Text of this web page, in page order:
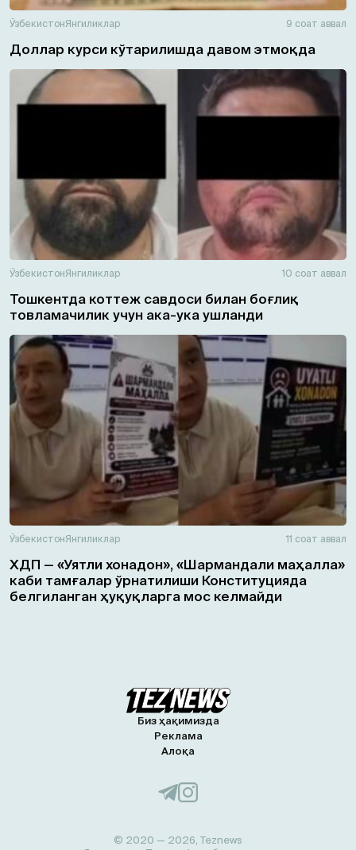
ЎзбекистонЯнгиликлар 9 соат аввал
Доллар курси кўтарилишда давом этмоқда
ЎзбекистонЯнгиликлар 10 соат аввал
Тошкентда коттеж савдоси билан боғлиқ
товламачилик учун ака-ука ушланди
ЎзбекистонЯнгиликлар 11 соат аввал
ХДП — «Уятли хонадон», «Шармандали маҳалла»
каби тамғалар ўрнатилиши Конституцияда
белгиланган ҳуқуқларга мос келмайди
Биз ҳақимизда
Реклама
Алоқа
© 2020 — 2026, Teznews